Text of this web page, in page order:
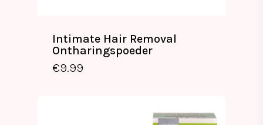
Intimate Hair Removal
Ontharingspoeder
€9.99
€9.99